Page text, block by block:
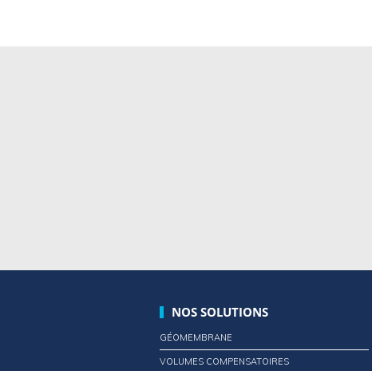
NOS SOLUTIONS
GÉOMEMBRANE
VOLUMES COMPENSATOIRES